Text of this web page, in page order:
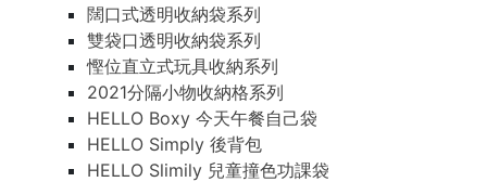
闊口式透明收納袋系列
雙袋口透明收納袋系列
慳位直立式玩具收納系列
2021分隔小物收納格系列
HELLO Boxy 今天午餐自己袋
HELLO Simply 後背包
HELLO Slimily 兒童撞色功課袋